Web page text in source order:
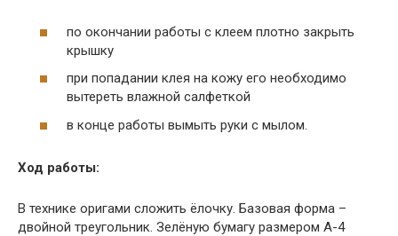
по окончании работы с клеем плотно закрыть
крышку
при попадании клея на кожу его необходимо
вытереть влажной салфеткой
в конце работы вымыть руки с мылом.
Ход работы:
В технике оригами сложить ёлочку. Базовая форма –
двойной треугольник. Зелёную бумагу размером А-4